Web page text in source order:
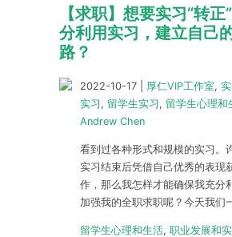
【求职】想要实习“转
分利用实习，建立自己
路？
2022-10-17 厚仁VIP工作室,
实习 , 留学生实习 , 留学生心理和
Andrew Chen
看到过各种形式和规模的实习。
实习结束后凭借自己优秀的表现
作，那么我怎样才能确保我充分
加强我的全职求职呢？今天我们
留学生心理和生活, 职业发展和